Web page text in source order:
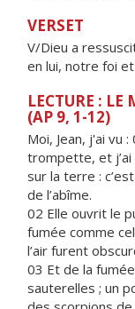
VERSET
V/Dieu a
en lui, notre foi
LECTURE : LE
(AP 9, 1-12)
Moi, Jean, j'ai vu
trompette, et
sur la terre :
de l’abîme.
02 Elle ouvrit le
fumée comme
l’air furent
03 Et de la
sauterelles ; un